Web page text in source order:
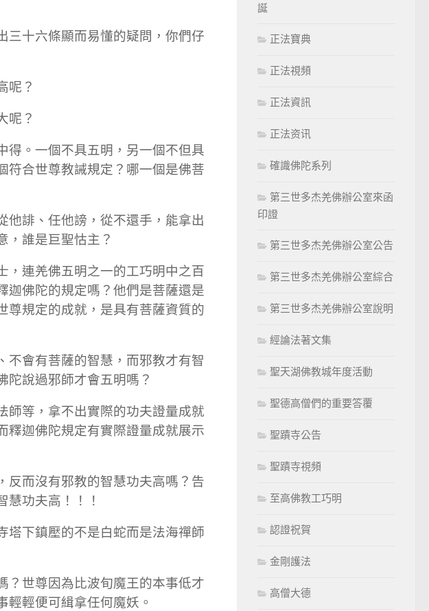
三十六條顯而易懂的疑問，你們仔
呢？
呢？
得。一個不具五明，另一個不但具
符合世尊教誡規定？哪一個是佛菩
他誹、任他謗，從不還手，能拿出
，誰是巨聖怙主？
，連羌佛五明之一的工巧明中之百
迦佛陀的規定嗎？他們是菩薩還是
尊規定的成就，是具有菩薩資質的
不會有菩薩的智慧，而邪教才有智
陀說過邪師才會五明嗎？
師等，拿不出實際的功夫證量成就
釋迦佛陀規定有實際證量成就展示
反而沒有邪教的智慧功夫高嗎？告
慧功夫高！！！
塔下鎮壓的不是白蛇而是法海禪師
？世尊因為比波旬魔王的本事低才
輕輕便可緝拿任何魔妖。
誕
正法寶典
正法視頻
正法資訊
正法资讯
確識佛陀系列
第三世多杰羌佛辦公室來函
印證
第三世多杰羌佛辦公室公告
第三世多杰羌佛辦公室綜合
第三世多杰羌佛辦公室說明
經論法著文集
聖天湖佛教城年度活動
聖德高僧們的重要答覆
聖蹟寺公告
聖蹟寺視頻
至高佛教工巧明
認證祝賀
金剛護法
高僧大德